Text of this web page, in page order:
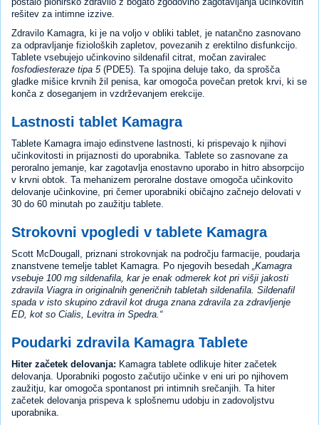
rešitev za intimne izzive.
Zdravilo Kamagra, ki je na voljo v obliki tablet, je natančno zasnovano
za odpravljanje fizioloških zapletov, povezanih z erektilno disfunkcijo.
Tablete vsebujejo učinkovino sildenafil citrat, močan zaviralec
fosfodiesteraze tipa 5(PDE5). Ta spojina deluje tako, da sprošča
gladke mišice krvnih žil penisa, kar omogoča povečan pretok krvi, ki se
konča z doseganjem in vzdrževanjem erekcije.
Lastnosti tablet Kamagra
Tablete Kamagra imajo edinstvene lastnosti, ki prispevajo k njihovi
učinkovitosti in prijaznosti do uporabnika. Tablete so zasnovane za
peroralno jemanje, kar zagotavlja enostavno uporabo in hitro absorpcijo
v krvni obtok. Ta mehanizem peroralne dostave omogoča učinkovito
delovanje učinkovine, pri čemer uporabniki običajno začnejo delovati v
30 do 60 minutah po zaužitju tablete.
Strokovni vpogledi v tablete Kamagra
Scott McDougall, priznani strokovnjak na področju farmacije, poudarja
znanstvene temelje tablet Kamagra. Po njegovih besedah Kamagra
vsebuje 100 mg sildenafila, kar je enak odmerek kot pri višji jakosti
zdravila Viagra in originalnih generičnih tabletah sildenafila. Sildenafil
spada v isto skupino zdravil kot druga znana zdravila za zdravljenje
ED, kot so Cialis, Levitra in Spedra.
Poudarki zdravila Kamagra Tablete
Hiter začetek delovanja: Kamagra tablete odlikuje hiter začetek
delovanja. Uporabniki pogosto začutijo učinke v eni uri po njihovem
zaužitju, kar omogoča spontanost pri intimnih srečanjih. Ta hiter
začetek delovanja prispeva k splošnemu udobju in zadovoljstvu
uporabnika.